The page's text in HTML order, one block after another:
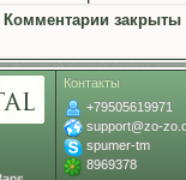
Комментарии закрыты
Контакты
+79505619971
support@zo-
spumer-tm
8969378